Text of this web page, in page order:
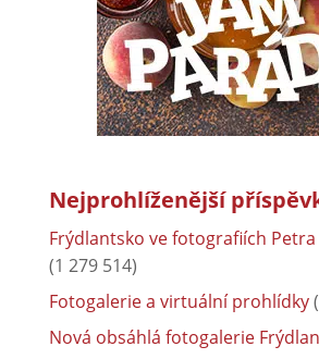
Nejprohlíženější
Frýdlantsko ve fotografiích
(1 279 514)
Fotogalerie a virtuální prohlídky
Nová obsáhlá fotogalerie